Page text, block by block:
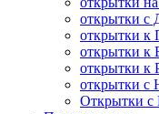
открытки с
открытки к
открытки к
открытки к
открытки с
Открытки